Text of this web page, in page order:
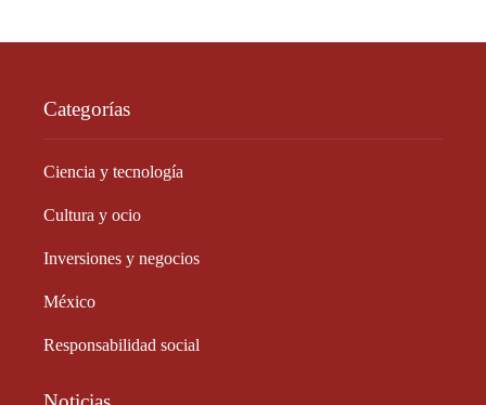
Categorías
Ciencia y tecnología
Cultura y ocio
Inversiones y negocios
México
Responsabilidad social